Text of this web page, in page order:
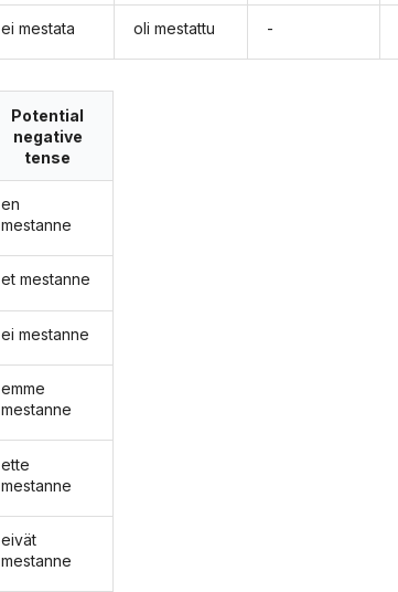
ei mestata oli mestattu -
Potential
negative
tense
en
mestanne
et mestanne
ei mestanne
emme
mestanne
ette
mestanne
eivät
mestanne